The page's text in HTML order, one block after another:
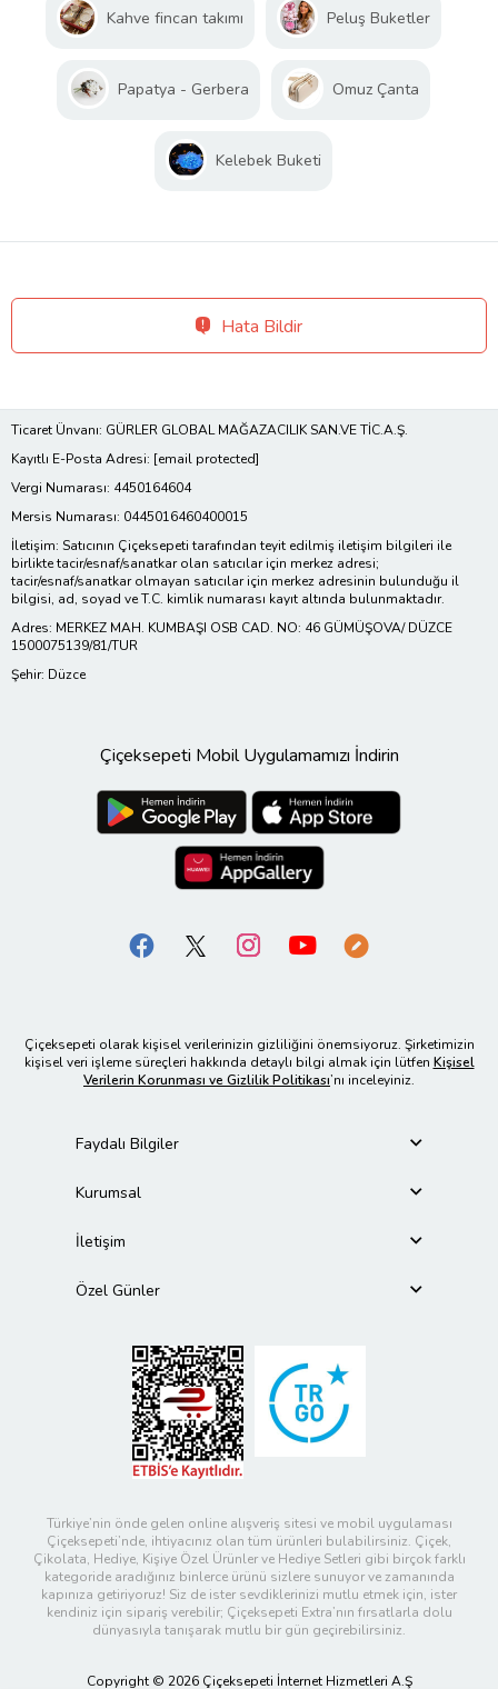
Kahve fincan takımı Peluş Buketler
Papatya - Gerbera Omuz Çanta
Kelebek Buketi
Hata Bildir
Ticaret Ünvanı: GÜRLER GLOBAL MAĞAZACILIK SAN.VE TİC.A.Ş.
Kayıtlı E-Posta Adresi: [email protected]
Vergi Numarası: 4450164604
Mersis Numarası: 0445016460400015
İletişim: Satıcının Çiçeksepeti tarafından teyit edilmiş iletişim bilgileri ile
birlikte tacir/esnaf/sanatkar olan satıcılar için merkez adresi;
tacir/esnaf/sanatkar olmayan satıcılar için merkez adresinin bulunduğu il
bilgisi, ad, soyad ve T.C. kimlik numarası kayıt altında bulunmaktadır.
Adres: MERKEZ MAH. KUMBAŞI OSB CAD. NO: 46 GÜMÜŞOVA/ DÜZCE
1500075139/81/TUR
Şehir: Düzce
Çiçeksepeti Mobil Uygulamamızı İndirin
Çiçeksepeti olarak kişisel verilerinizin gizliliğini önemsiyoruz. Şirketimizin
kişisel veri işleme süreçleri hakkında detaylı bilgi almak için lütfen Kişisel
Verilerin Korunması ve Gizlilik Politikası’nı inceleyiniz.
Faydalı Bilgiler
Kurumsal
İletişim
Özel Günler
Türkiye’nin önde gelen online alışveriş sitesi ve mobil uygulaması
Çiçeksepeti’nde, ihtiyacınız olan tüm ürünleri bulabilirsiniz. Çiçek,
Çikolata, Hediye, Kişiye Özel Ürünler ve Hediye Setleri gibi birçok farklı
kategoride aradığınız binlerce ürünü sizlere sunuyor ve zamanında
kapınıza getiriyoruz! Siz de ister sevdiklerinizi mutlu etmek için, ister
kendiniz için sipariş verebilir; Çiçeksepeti Extra’nın fırsatlarla dolu
dünyasıyla tanışarak mutlu bir gün geçirebilirsiniz.
Copyright © 2026 Çiçeksepeti İnternet Hizmetleri A.Ş